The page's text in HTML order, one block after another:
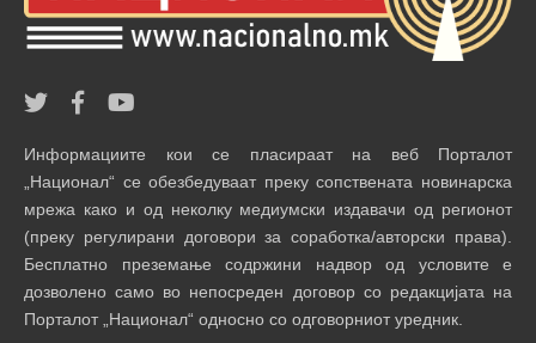
Информациите кои се пласираат на веб Порталот
„Национал“ се обезбедуваат преку сопствената новинарска
мрежа како и од неколку медиумски издавачи од регионот
(преку регулирани договори за соработка/авторски права).
Бесплатно преземање содржини надвор од условите е
дозволено само во непосреден договор со редакцијата на
Порталот „Национал“ односно со одговорниот уредник.